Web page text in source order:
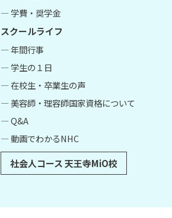
― 学費・奨学金
スクールライフ
― 年間行事
― 学生の１日
― 在校生・卒業生の声
― 美容師・理容師国家資格について
― Q&A
― 動画でわかるNHC
社会人コース 天王寺MiO校